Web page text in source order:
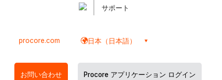
サポート
procore.com 日本（日本語）
お問い合わせ Procore アプリケーション ログイン